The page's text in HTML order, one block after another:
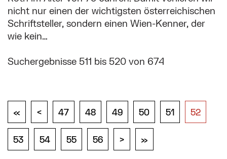
nicht nur einen der wichtigsten österreichischen
Schriftsteller, sondern einen Wien-Kenner, der
wie kein…
Suchergebnisse 511 bis 520 von 674
« Seite
< SeiteSeite
47 Seite
48 Seite
49 Seite
50 Seite
51 52
Seite
53 Seite
54 Seite
55 Seite
56 > Seite
»